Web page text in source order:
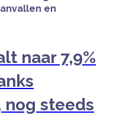
en
naar 7,9%
steeds